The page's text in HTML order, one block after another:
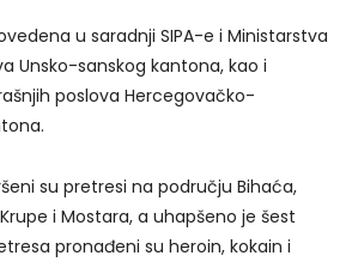
u saradnji SIPA-e i Ministarstva
Unsko-sanskog kantona, kao i
poslova Hercegovačko-
su pretresi na području Bihaća,
i Mostara, a uhapšeno je šest
pronađeni su heroin, kokain i